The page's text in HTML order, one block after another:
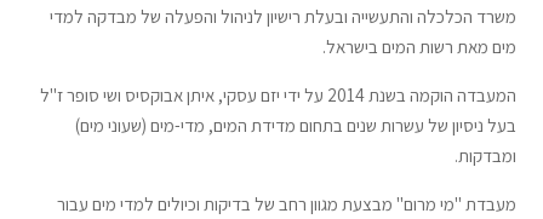
משרד הכלכלה והתעשייה ובעלת רישיון לניהול והפעלה של מבדקה למדי
מים מאת רשות המים בישראל.
המעבדה הוקמה בשנת 2014 על ידי יזם עסקי, איתן אבוקסיס ושי סופר ז"ל
בעל ניסיון של עשרות שנים בתחום מדידת המים, מדי-מים (שעוני מים)
ומבדקות.
מעבדת "מי מרום" מבצעת מגוון רחב של בדיקות וכיולים למדי מים עבור